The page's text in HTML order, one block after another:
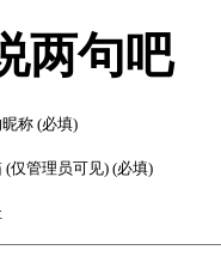
两句吧
称 (必填)
(仅管理员可见) (必填)